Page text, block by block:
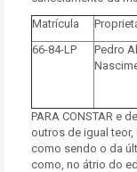
Matrícula
66-84-LP
Pedro
PARA CONSTAR e
outros de igual
como sendo o da
como, no átrio do